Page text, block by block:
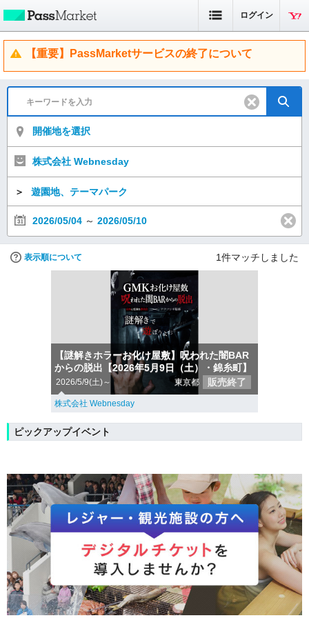
ログイン
【重要】PassMarketサービスの終了について
開催地を選択
株式会社 Webnesday
＞ 遊園地、テーマパーク
2026/05/04 ～ 2026/05/10
表示順について 1件マッチしました
【謎解きホラーお化け屋敷】呪われた闇BAR
からの脱出【2026年5月9日（土）・錦糸町】
2026/5/9(土)～ 東京都 販売終了
株式会社 Webnesday
ピックアップイベント